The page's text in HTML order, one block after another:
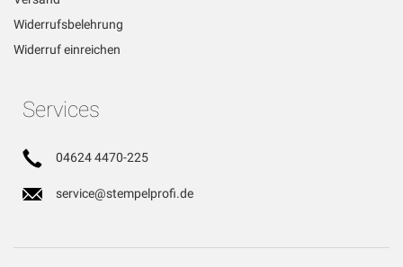
Widerrufsbelehrung
Widerruf einreichen
Services
04624 4470-225
service@stempelprofi.de